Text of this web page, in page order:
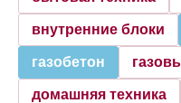
внутренние блоки
газобетон
домашняя техника